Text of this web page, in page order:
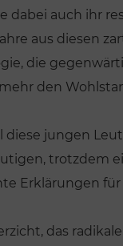
dabei auch ihr
aus diesen
die
den
diese jungen
trotzdem
Erklärungen
das